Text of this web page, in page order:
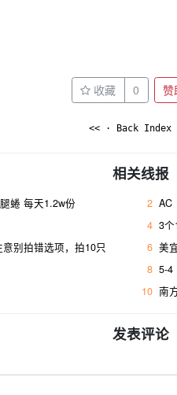
收藏 0 赞
<< · Back Index
相关线报
蜷 每天1.2w份 2 AC
4 3个
别拍错选项，拍10只 6 美
8 5-4
10 南
发表评论